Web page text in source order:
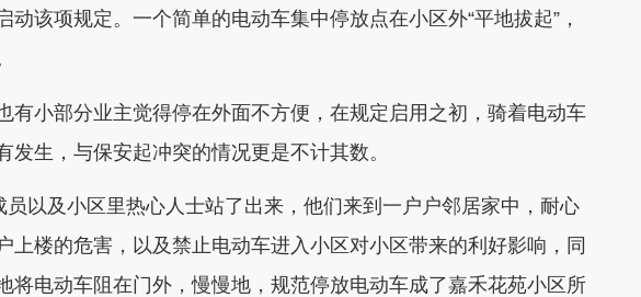
该项规定。一个简单的电动车集中停放点在小区外“平地拔起”，
小部分业主觉得停在外面不方便，在规定启用之初，骑着电动车
生，与保安起冲突的情况更是不计其数。
以及小区里热心人士站了出来，他们来到一户户邻居家中，耐心
上楼的危害，以及禁止电动车进入小区对小区带来的利好影响，同
将电动车阻在门外，慢慢地，规范停放电动车成了嘉禾花苑小区所